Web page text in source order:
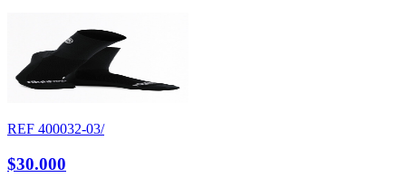
REF 400032-03/
$30.000